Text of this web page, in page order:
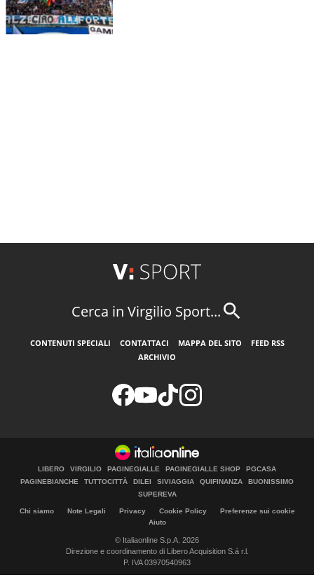
Cerca in Virgilio Sport...
CONTENUTI SPECIALI CONTATTACI MAPPA DEL SITO
FEED RSS
ARCHIVIO
LIBERO VIRGILIO PAGINEGIALLE PAGINEGIALLE SHOP
PGCASA
PAGINEBIANCHE
TUTTOCITTÀ DILEI SIVIAGGIA QUIFINANZA
BUONISSIMO
SUPEREVA
Chi siamo Note Legali Privacy Cookie Policy
Preferenze sui cookie
Aiuto
© Italiaonline S.p.A. 2026
Direzione e coordinamento di Libero Acquisition S.á r.l.
P. IVA 03970540963